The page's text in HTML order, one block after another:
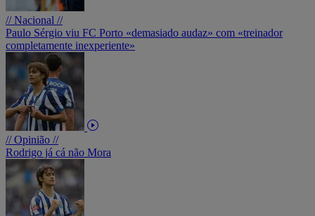
// Nacional //
Paulo Sérgio viu FC Porto «demasiado audaz» com «treinador
completamente inexperiente»
// Opinião //
Rodrigo já cá não Mora